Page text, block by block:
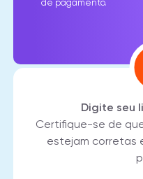
de pagamento.
Digite seu
Certifique-se de
estejam corretas